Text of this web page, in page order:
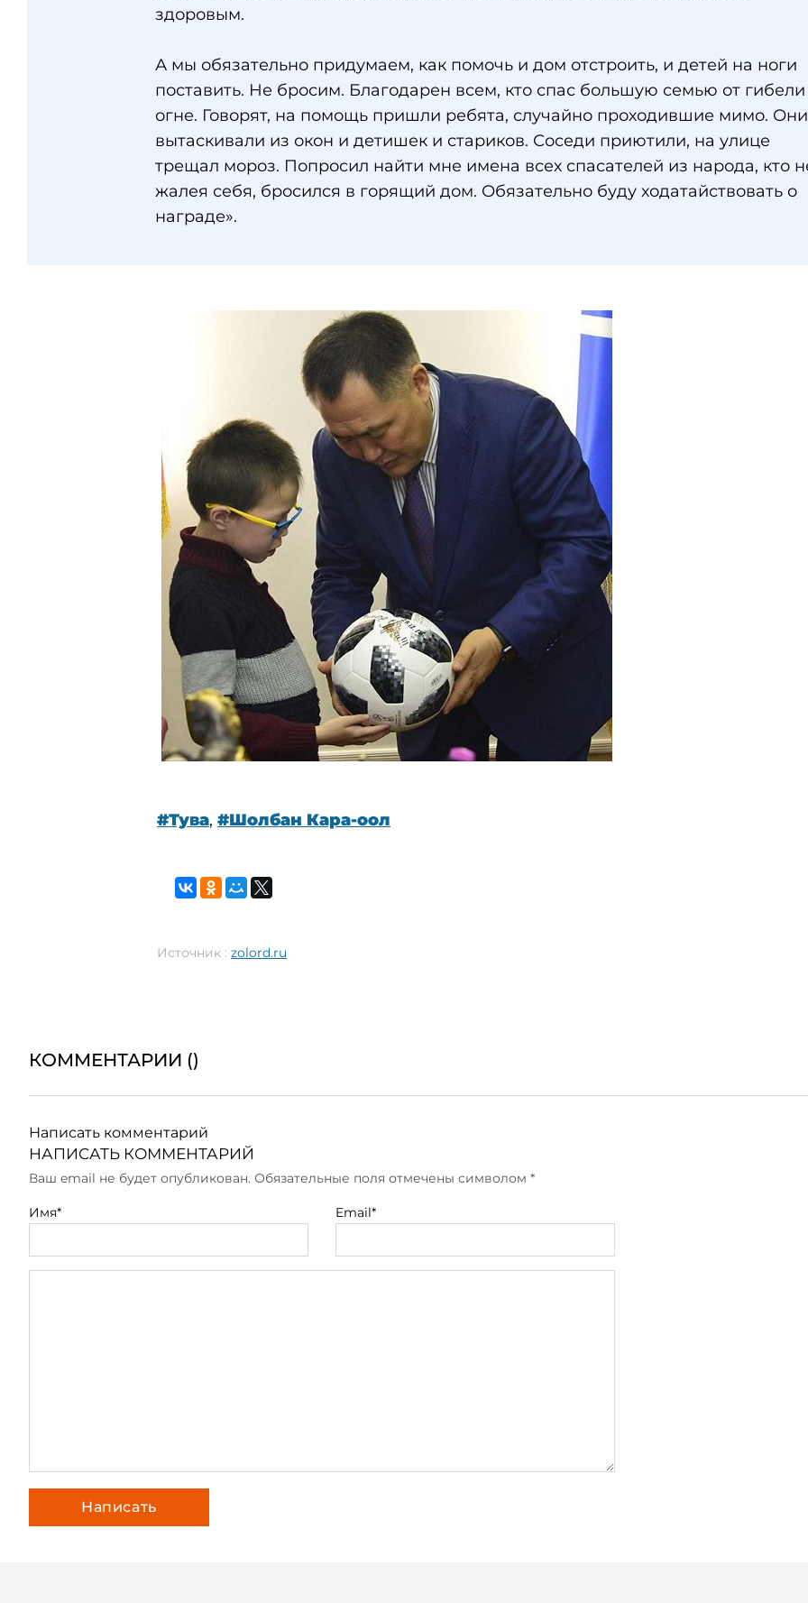
здоровым.
А мы обязательно придумаем, как помочь и дом отстроить, и детей на ноги
поставить. Не бросим. Благодарен всем, кто спас большую семью от
огне. Говорят, на помощь пришли ребята, случайно проходившие мимо. Они
вытаскивали из окон и детишек и стариков. Соседи приютили, на улице
трещал мороз. Попросил найти мне имена всех спасателей из народа, кто
жалея себя, бросился в горящий дом. Обязательно буду ходатайствовать о
награде».
#Тува, #Шолбан Кара-оол
Источник : zolord.ru
КОММЕНТАРИИ ()
Написать комментарий
НАПИСАТЬ КОММЕНТАРИЙ
Ваш email не будет опубликован. Обязательные поля отмечены символом *
Имя* Email*